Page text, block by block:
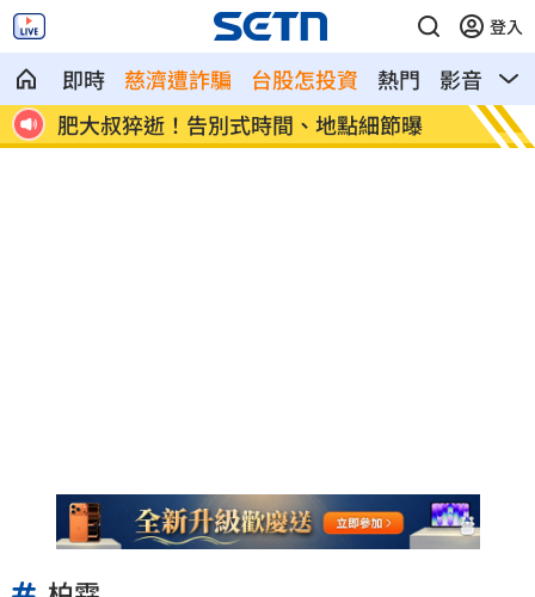
登入
即時 慈濟遭詐騙 台股怎投資 熱門 影音
熱
網路降速演習！行政院：政府指揮持續運
作
白海
人